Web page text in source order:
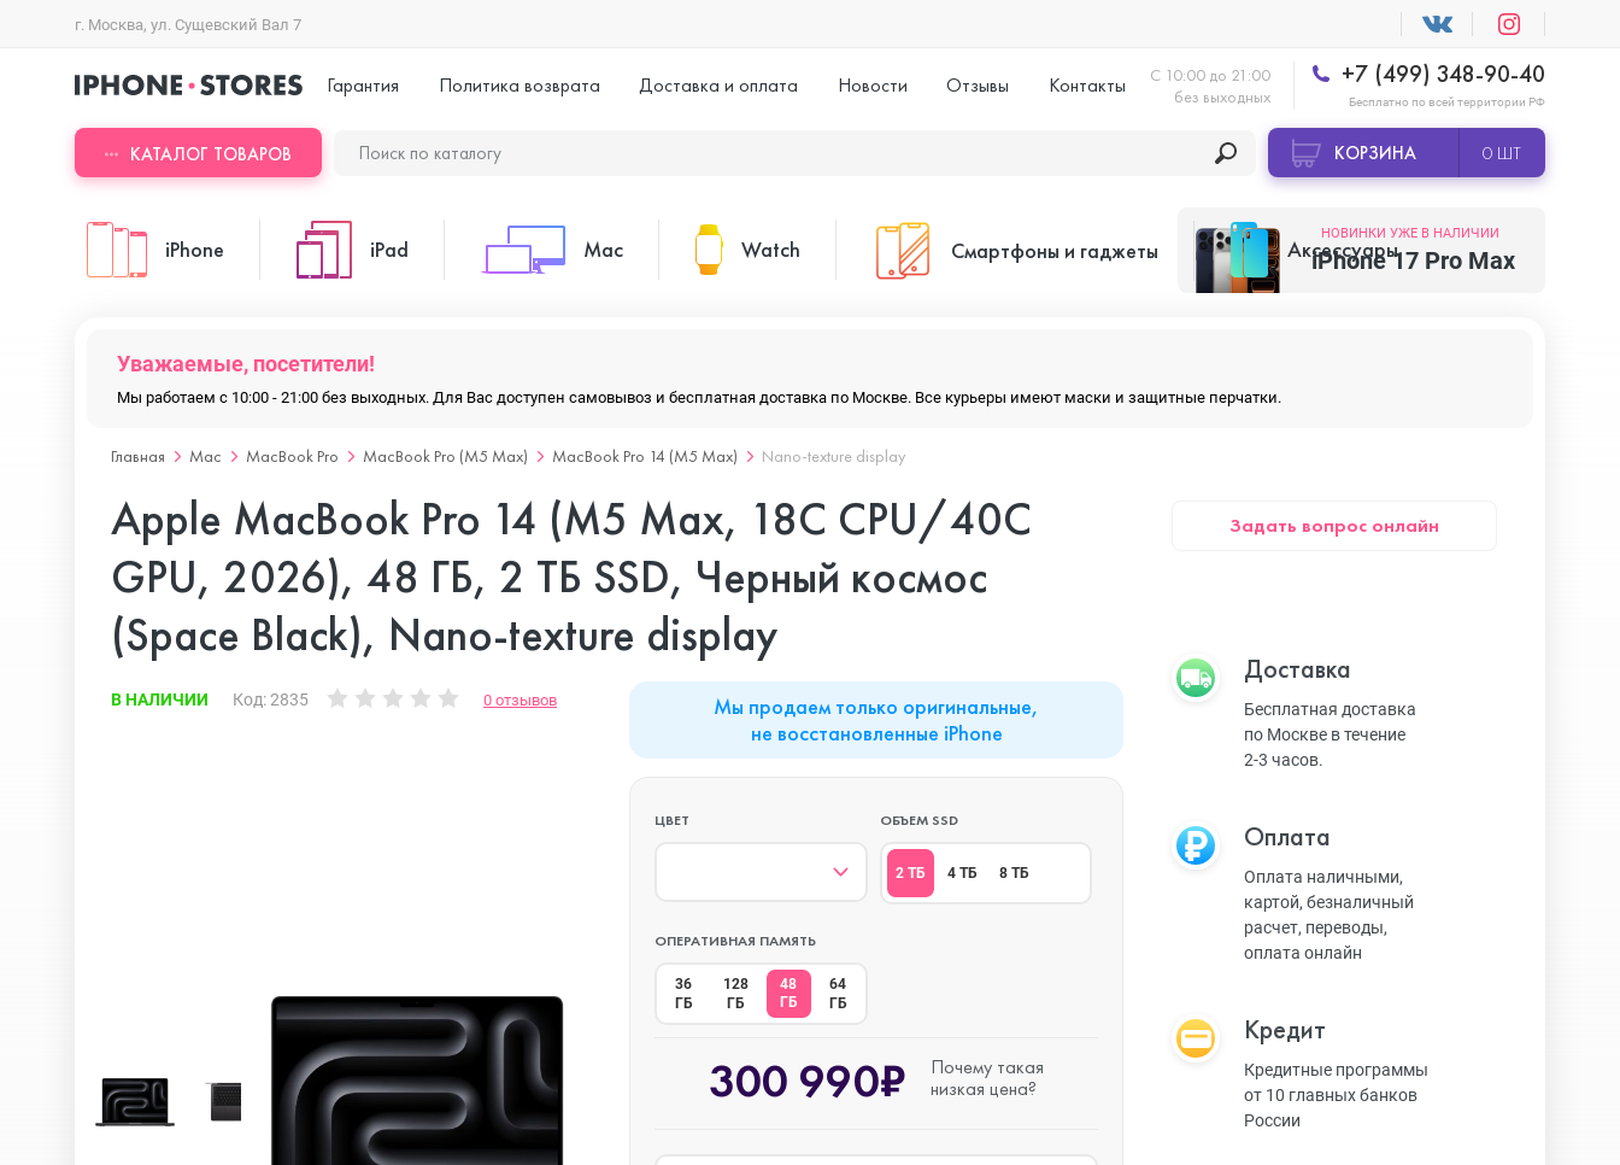
г. Москва, ул. Сущевский Вал 7
Гарантия Политика возврата Доставка и оплата Новости Отзывы Контакты
С 10:00 до 21:00
без выходных
+7 (499) 348-90-40
Бесплатно по всей территории РФ
КАТАЛОГ ТОВАРОВ КОРЗИНА 0 ШТ
iPhone
iPhone 17 Pro
iPhone 17 Air
iPhone 16 Pro
iPhone 16 Plus
iPad
iPad Air
iPad Mini
Mac
MacBook Air
Mac mini
Watch
Watch Series 10
Watch Series 7
Смартфоны и гаджеты Аксессуары
Apple TV
Magic Keyboard
ЗУ и кабели
Игровые консоли
Ремешки для AW
НОВИНКИ УЖЕ В НАЛИЧИИ
iPhone 17 Pro Max
Уважаемые, посетители!
Мы работаем с 10:00 - 21:00 без выходных. Для Вас доступен самовывоз и бесплатная доставка по Москве. Все курьеры имеют маски и защитные перчатки.
Главная Mac MacBook Pro MacBook Pro (M5 Max) MacBook Pro 14 (M5 Max) Nano-texture display
Apple MacBook Pro 14 (M5 Max, 18C CPU/40C
GPU, 2026), 48 ГБ, 2 ТБ SSD, Черный космос
(Space Black), Nano-texture display
В НАЛИЧИИ Код: 2835 0 отзывов
Мы продаем только оригинальные,
не восстановленные iPhone
ЦВЕТ ОБЪЕМ SSD
2 ТБ 4 ТБ 8 ТБ
ОПЕРАТИВНАЯ ПАМЯТЬ
36
ГБ
128
ГБ
48
ГБ
64
ГБ
300 990₽
Почему такая
низкая цена?
Задать вопрос онлайн
Доставка
Бесплатная доставка
по Москве в течение
2-3 часов.
Оплата
Оплата наличными,
картой, безналичный
расчет, переводы,
оплата онлайн
Кредит
Кредитные программы
от 10 главных банков
России